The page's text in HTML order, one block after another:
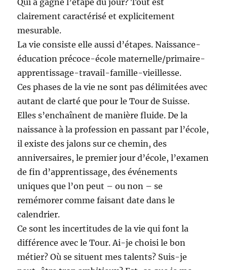
Qui a gagné l’étape du jour? Tout est
clairement caractérisé et explicitement
mesurable.
La vie consiste elle aussi d’étapes. Naissance-
éducation précoce-école maternelle/primaire-
apprentissage-travail-famille-vieillesse.
Ces phases de la vie ne sont pas délimitées avec
autant de clarté que pour le Tour de Suisse.
Elles s’enchaînent de manière fluide. De la
naissance à la profession en passant par l’école,
il existe des jalons sur ce chemin, des
anniversaires, le premier jour d’école, l’examen
de fin d’apprentissage, des événements
uniques que l’on peut – ou non – se
remémorer comme faisant date dans le
calendrier.
Ce sont les incertitudes de la vie qui font la
différence avec le Tour. Ai-je choisi le bon
métier? Où se situent mes talents? Suis-je